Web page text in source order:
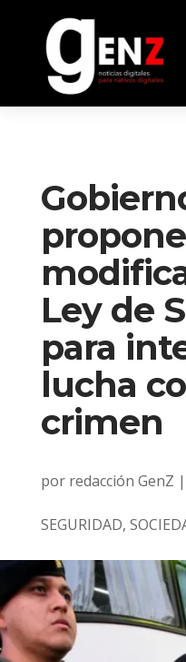
propone
Ley de
para
lucha
crimen
por redacción GenZ |
SEGURIDAD,